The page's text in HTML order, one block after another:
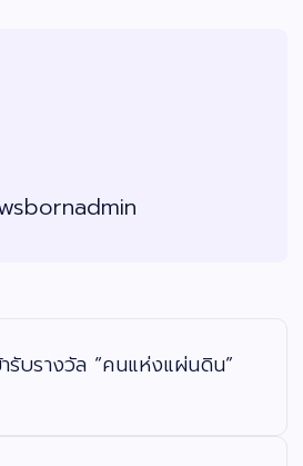
รับรางวัล “คนแห่งแผ่นดิน”